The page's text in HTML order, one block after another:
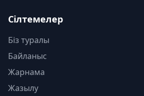
Сілтемелер
Біз туралы
Байланыс
Жарнама
Жазылу